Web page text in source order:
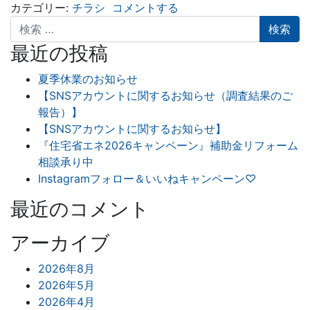
カテゴリー: チラシ
コメントする
検索
最近の投稿
夏季休業のお知らせ
【SNSアカウントに関するお知らせ（調査結果のご
報告）】
【SNSアカウントに関するお知らせ】
『住宅省エネ2026キャンペーン』補助金リフォーム
相談承り中
Instagramフォロー＆いいねキャンペーン♡
最近のコメント
アーカイブ
2026年8月
2026年5月
2026年4月